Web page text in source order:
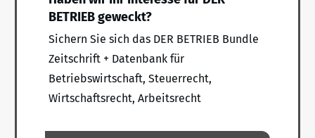
BETRIEB geweckt?
Sichern Sie sich das DER BETRIEB Bundle
Zeitschrift + Datenbank für
Betriebswirtschaft, Steuerrecht,
Wirtschaftsrecht, Arbeitsrecht